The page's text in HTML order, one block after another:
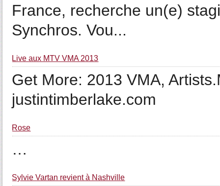
France, recherche un(e)
Synchros. Vou...
Live aux MTV VMA 2013
Get More: 2013 VMA,
justintimberlake.com
Rose
…
Sylvie Vartan revient à Nashville